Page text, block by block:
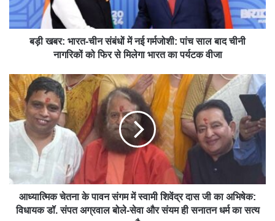
बड़ी खबर: भारत-चीन संबंधों में नई गर्मजोशी: पांच साल बाद चीनी
नागरिकों को फिर से मिलेगा भारत का पर्यटक वीजा
आध्यात्मिक चेतना के पावन संगम में स्वामी शिवेंद्र दास जी का अभिषेक:
विधायक डॉ. संपत अग्रवाल बोले-सेवा और संयम ही सनातन धर्म का सत्य